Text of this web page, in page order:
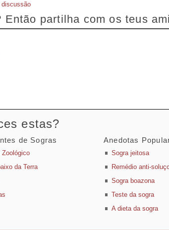
Então partilha com os teus
discussão
estas?
de Sogras
Zoológico
da Terra
Anedotas
Sogra jeitosa
Remédio anti-
Sogra boazona
Teste da sogra
A dieta da sogra